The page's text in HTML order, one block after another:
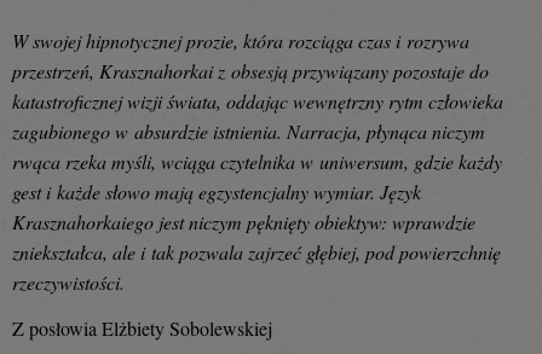
W swojej hipnotycznej prozie, która rozciąga czas i rozrywa
przestrzeń, Krasznahorkai z obsesją przywiązany pozostaje do
katastroficznej wizji świata, oddając wewnętrzny rytm człowieka
zagubionego w absurdzie istnienia. Narracja, płynąca niczym
rwąca rzeka myśli, wciąga czytelnika w uniwersum, gdzie każdy
gest i każde słowo mają egzystencjalny wymiar. Język
Krasznahorkaiego jest niczym pęknięty obiektyw: wprawdzie
zniekształca, ale i tak pozwala zajrzeć głębiej, pod powierzchnię
rzeczywistości.
Z posłowia Elżbiety Sobolewskiej